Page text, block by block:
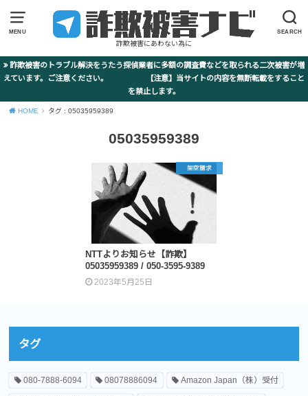
MENU SEARCH
詐欺被害にあわない為に
詐欺被害のトラブル解決をうたう探偵業者に多額の調査費などを取られる二次被害が増
えています。ご注意ください。 【注意】当サイトの内容を無断転載をすること
を禁止します。
HOME タグ : 05035959389
05035959389
架空請求
NTTよりお知らせ【詐欺】
05035959389 / 050-3595-9389
2023年5月25日
タグ
080-7888-6094 08078886094 Amazon Japan（株）受付